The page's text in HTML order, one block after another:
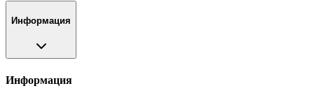
Информация
Информация